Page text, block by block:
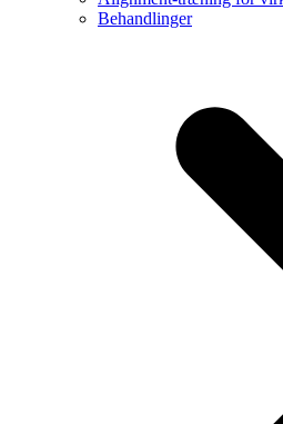
Behandlinger